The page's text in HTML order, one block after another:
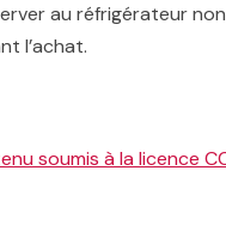
au réfrigérateur
l’achat.
soumis à la licence